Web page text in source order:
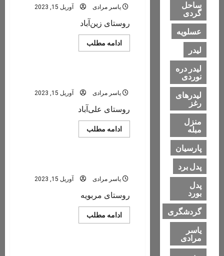
یاسر مرادی آوریل 15, 2023
روستای زین‌آباد
ادامه مطلب
more
یاسر مرادی آوریل 15, 2023
روستای علی‌آباد
ادامه مطلب
more
یاسر مرادی آوریل 15, 2023
روستای مربویه
ادامه مطلب
more
ساحل
گردی
عسلویه
لیدر
لیدر دره
نوردی
لیدرهای
رغز
منزل
مبله
پارسیان
پدل برد
پدل
بورد
گردشگری
یاسر
مرادی